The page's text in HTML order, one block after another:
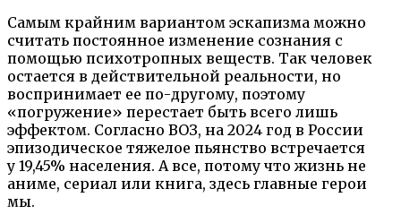
Самым крайним вариантом эскапизма можно
считать постоянное изменение сознания с
помощью психотропных веществ. Так человек
остается в действительной реальности, но
воспринимает ее по-другому, поэтому
«погружение» перестает быть всего лишь
эффектом. Согласно ВОЗ, на 2024 год в России
эпизодическое тяжелое пьянство встречается
у 19,45% населения. А все, потому что жизнь не
аниме, сериал или книга, здесь главные герои
мы.